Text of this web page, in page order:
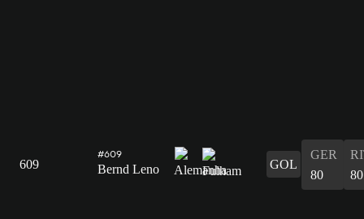
609
#609
Bernd Leno GOL
GER
80
80